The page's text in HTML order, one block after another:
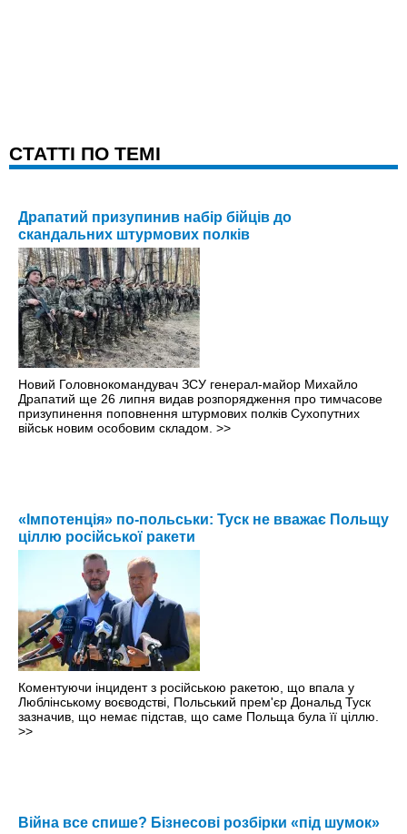
CТАТТІ ПО ТЕМІ
Драпатий призупинив набір бійців до
скандальних штурмових полків
Новий Головнокомандувач ЗСУ генерал-майор Михайло
Драпатий ще 26 липня видав розпорядження про тимчасове
призупинення поповнення штурмових полків Сухопутних
військ новим особовим складом. >>
«Імпотенція» по-польськи: Туск не вважає Польщу
ціллю російської ракети
Коментуючи інцидент з російською ракетою, що впала у
Люблінському воєводстві, Польський прем'єр Дональд Туск
зазначив, що немає підстав, що саме Польща була її ціллю.
>>
Війна все спише? Бізнесові розбірки «під шумок»